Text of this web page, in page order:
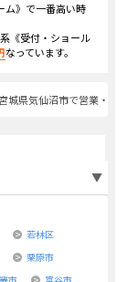
》 で一番高い時
《受付・ショール
なっています。
宮城県気仙沼市で営業・販
若林区
栗原市
市
富谷市